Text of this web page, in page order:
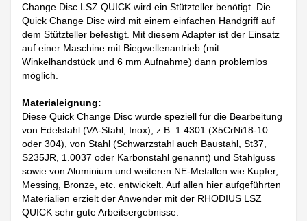
Change Disc LSZ QUICK wird ein Stützteller benötigt. Die
Quick Change Disc wird mit einem einfachen Handgriff auf
dem Stützteller befestigt. Mit diesem Adapter ist der Einsatz
auf einer Maschine mit Biegwellenantrieb (mit
Winkelhandstück und 6 mm Aufnahme) dann problemlos
möglich.
Materialeignung:
Diese Quick Change Disc wurde speziell für die Bearbeitung
von Edelstahl (VA-Stahl, Inox), z.B. 1.4301 (X5CrNi18-10
oder 304), von Stahl (Schwarzstahl auch Baustahl, St37,
S235JR, 1.0037 oder Karbonstahl genannt) und Stahlguss
sowie von Aluminium und weiteren NE-Metallen wie Kupfer,
Messing, Bronze, etc. entwickelt. Auf allen hier aufgeführten
Materialien erzielt der Anwender mit der RHODIUS LSZ
QUICK sehr gute Arbeitsergebnisse.